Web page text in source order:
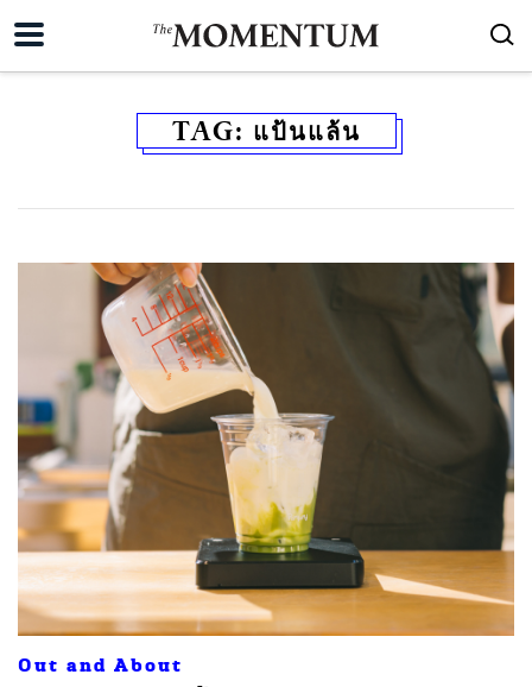
TAG: แป้นแล้น
Out and About
ค้นหา
SHARE TWEET LINE EMAIL